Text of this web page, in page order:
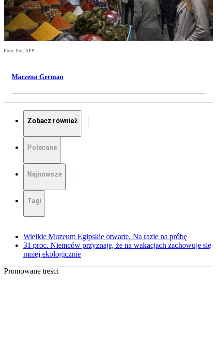
Foto: Fot. AFP
Marzena German
Zobacz również
Polecane
Najnowsze
Tagi
Wielkie Muzeum Egipskie otwarte. Na razie na próbę
31 proc. Niemców przyznaje, że na wakacjach zachowuje się
mniej ekologicznie
Promowane treści